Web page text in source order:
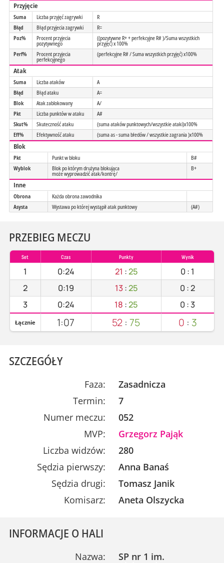
Przyjęcie
Suma Liczba przyjęć zagrywki
R
Błąd
Błąd przyjecia zagrywki
R=
Poz%
Procent przyjecia
pozytywnego
((pozytywne R+ + perfekcyjne R# )/Suma wszystkich
przyjęć) x 100%
Perf%
Procent przyjecia
perfekcyjnego
(perfekcyjne R# / Suma wszystkich przyjęć) x100%
Atak
Suma Liczba ataków
A
Błąd
Błąd ataku
A=
Blok
Atak zablokowany
A/
Pkt
Liczba punktów w ataku
A#
Skut%
Skuteczność ataku
(suma ataków punktowych/wszystkie ataki)x100%
Eff%
Efektywność ataku (suma as - suma błedów / wszystkie zagrania )x100%
Blok
Pkt Punkt w bloku
B#
Wyblok
Blok po którym drużyna blokująca
może wyprowadzić atak/kontrę/
B+
Inne
Obrona
Każda obrona zawodnika
Asysta
Wystawa po której wystąpił atak punktowy (A#)
PRZEBIEG MECZU
Set Czas Punkty Wynik
1 0:24 21 :25 0 : 1
2
0:19 13:25 0 :2
3
0:24 18 :25 0 :3
Łącznie 1:07 52 :75 0 : 3
SZCZEGÓŁY
Faza:
Zasadnicza
Termin:
7
Numer meczu:
052
MVP:
Grzegorz Pająk
Liczba widzów:
280
Sędzia pierwszy:
Anna Banaś
Sędzia drugi:
Tomasz Janik
Komisarz:
Aneta Olszycka
INFORMACJE O HALI
Nazwa:
SP nr 1 im.